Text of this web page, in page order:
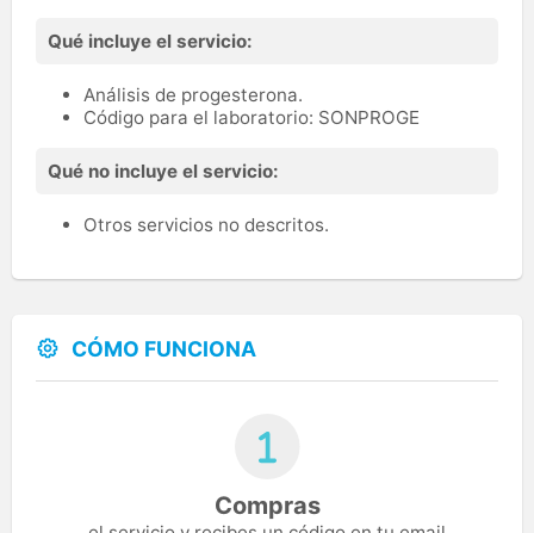
Qué incluye el servicio:
Análisis de progesterona.
Código para el laboratorio: SONPROGE
Qué no incluye el servicio:
Otros servicios no descritos.
CÓMO FUNCIONA
Compras